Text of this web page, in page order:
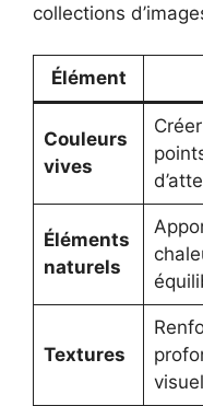
collections
Élément
Couleurs
vives
Éléments
naturels
Textures